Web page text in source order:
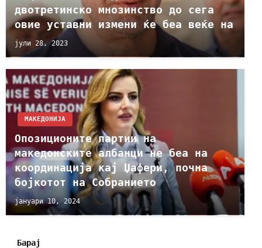
двотретинско мнозинство до сега
овие уставни измени ќе беа веќе на
јули 28, 2023
МАКЕДОНИЈА
Опозиционите партии на
македонските албанци не беа на
координација кај Џафери, почна
бојкотот на Собранието
јануари 10, 2024
Барај